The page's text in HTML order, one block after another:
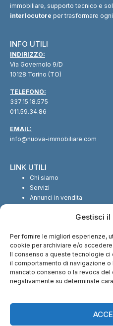
Gestisci il
Per fornire le migliori esperienze,
cookie per archiviare e/o
Il consenso a queste tecnologie
il comportamento di navigazione o
mancato consenso o la revoca
negativamente su determinate
immobiliare, supporto tecnico e
interlocutore per trasformare
INFO UTILI
INDIRIZZO:
Via Governolo 9/D
10128 Torino (TO)
TELEFONO:
337.15.18.575
011.59.34.86
EMAIL:
info@nuova-immobiliare.com
LINK UTILI
Chi siamo
Servizi
Annunci in vendita
SEGUICI SUI SOCIAL
CI TROVI